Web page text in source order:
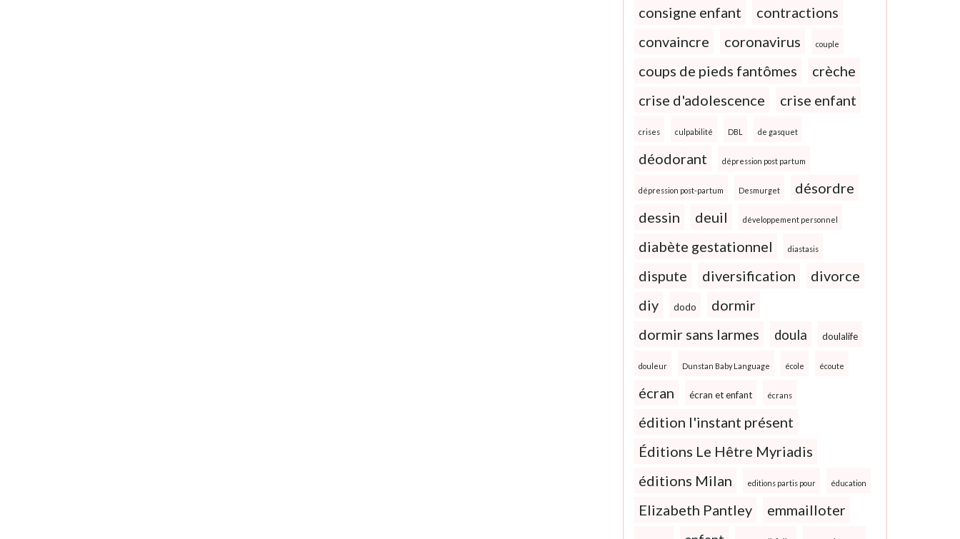
consigne enfant
contractions
convaincre
coronavirus couple
coups de pieds fantômes
crèche
crise d'adolescence
crise enfant
crises culpabilité DBL de gasquet
déodorant dépression post partum
dépression post-partum Desmurget
désordre
dessin
deuil développement personnel
diabète gestationnel diastasis
dispute diversification
divorce
diy
dodo
dormir
dormir sans larmes
doula doulalife
douleur Dunstan Baby Language école écoute
écran écran et enfant écrans
édition l'instant présent
Éditions Le Hêtre Myriadis
éditions Milan
editions partis pour éducation
Elizabeth Pantley emmailloter